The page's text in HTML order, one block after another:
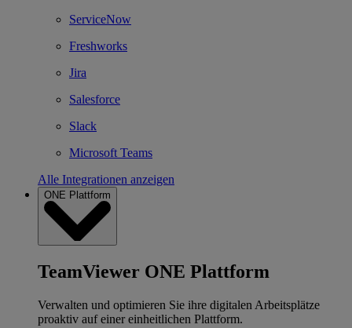
ServiceNow
Freshworks
Jira
Salesforce
Slack
Microsoft Teams
Alle Integrationen anzeigen
ONE Plattform
TeamViewer ONE Plattform
Verwalten und optimieren Sie ihre digitalen Arbeitsplätze
proaktiv auf einer einheitlichen Plattform.